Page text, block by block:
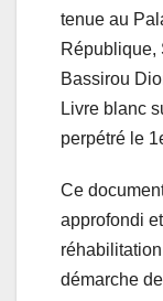
tenue au
République,
Bassirou
Livre blanc
perpétré le
Ce
approfondi
démarche